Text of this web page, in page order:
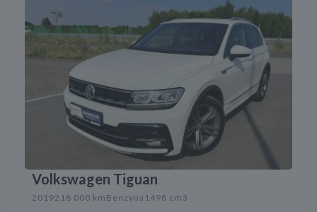
Volkswagen Tiguan
2019218 000 km Benzyna 1498 cm3